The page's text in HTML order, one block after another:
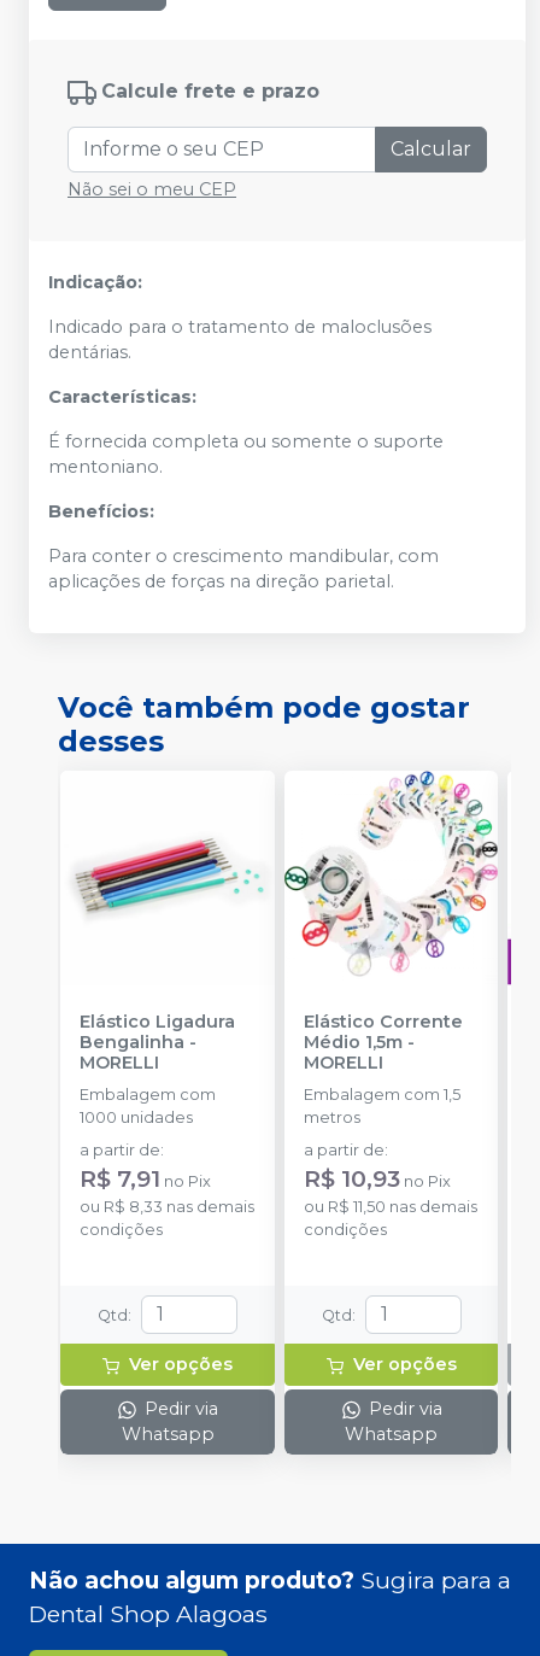
Calcule frete e prazo
Calcular
Não sei o meu CEP
Indicação:
Indicado para o tratamento de maloclusões
dentárias.
Características:
É fornecida completa ou somente o suporte
mentoniano.
Benefícios:
Para conter o crescimento mandibular, com
aplicações de forças na direção parietal.
Você também pode gostar
desses
Elástico Ligadura
Bengalinha -
MORELLI
Embalagem com
1000 unidades
a partir de:
R$ 7,91 no Pix
ou R$ 8,33 nas demais
condições
Qtd :
Ver opções
Pedir via
Whatsapp
Elástico Corrente
Médio 1,5m-
MORELLI
Embalagem com 1,5
metros
a partir de:
R$ 10,93 no Pix
ou R$ 11,50 nas demais
condições
Qtd :
Ver opções
Pedir via
Whatsapp
Não achou algum produto? Sugira para a
Dental Shop Alagoas